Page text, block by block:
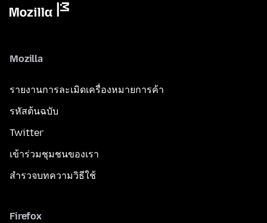
Mozilla
รายงานการละเมิดเครื่องหมายการค้า
รหัสต้นฉบับ
Twitter
เข้าร่วมชุมชนของเรา
สำรวจบทความวิธีใช้
Firefox